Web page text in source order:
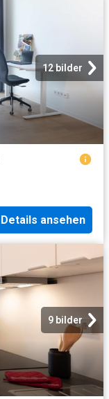
12 bilder
Details ansehen
9 bilder